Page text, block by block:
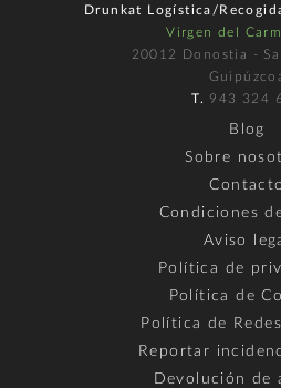
Drunkat Logística/
Virgen del
20012 Donostia -
T. 943 324
Blog
Sobre
Contacto
Condiciones
Aviso
Política de
Política de
Política de
Reportar
Devolución de